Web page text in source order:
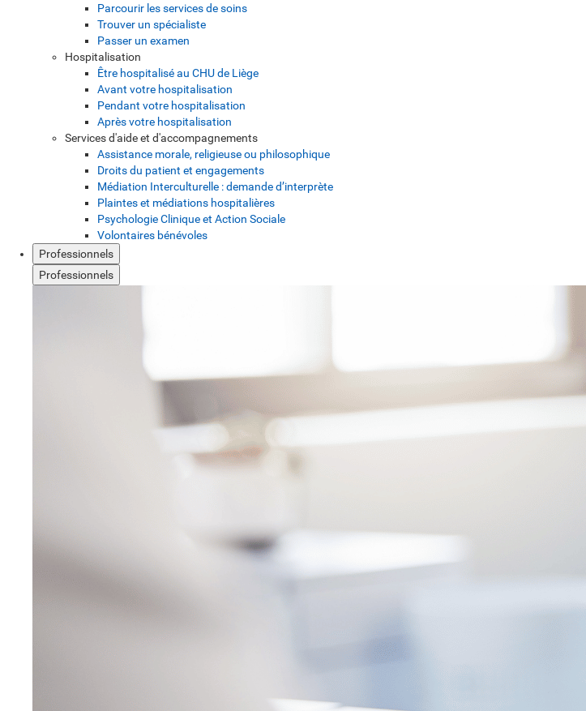
Parcourir les services de soins
Trouver un spécialiste
Passer un examen
Hospitalisation
Être hospitalisé au CHU de Liège
Avant votre hospitalisation
Pendant votre hospitalisation
Après votre hospitalisation
Services d'aide et d'accompagnements
Assistance morale, religieuse ou philosophique
Droits du patient et engagements
Médiation Interculturelle : demande d’interprète
Plaintes et médiations hospitalières
Psychologie Clinique et Action Sociale
Volontaires bénévoles
Professionnels
Professionnels